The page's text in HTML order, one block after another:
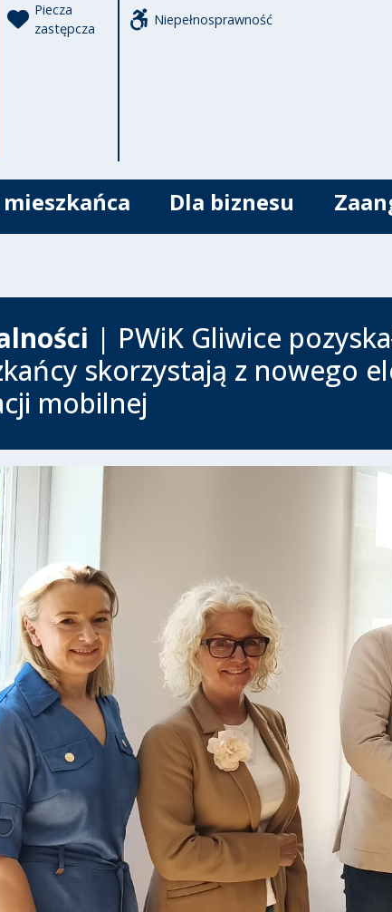
Piecza
zastępcza
Niepełnosprawność
mieszkańca Dla biznesu
| PWiK Gliwice
skorzystają z nowego
mobilnej